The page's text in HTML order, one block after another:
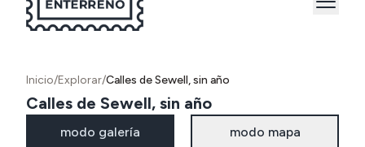
Inicio/Explorar/Calles de Sewell, sin año
Calles de Sewell, sin año
modo galería modo mapa